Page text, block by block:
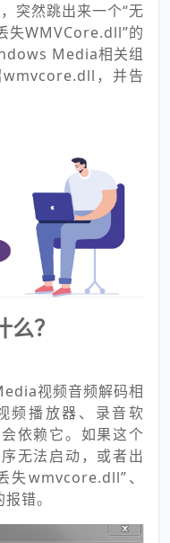
突然跳出来一个“无
失WMVCore.dll”的
Media相关组
wmvcore.dll，并告
？
视频音频解码相
频播放器、录音软
依赖它。如果这个
无法启动，或者出
失wmvcore.dll”、
错。